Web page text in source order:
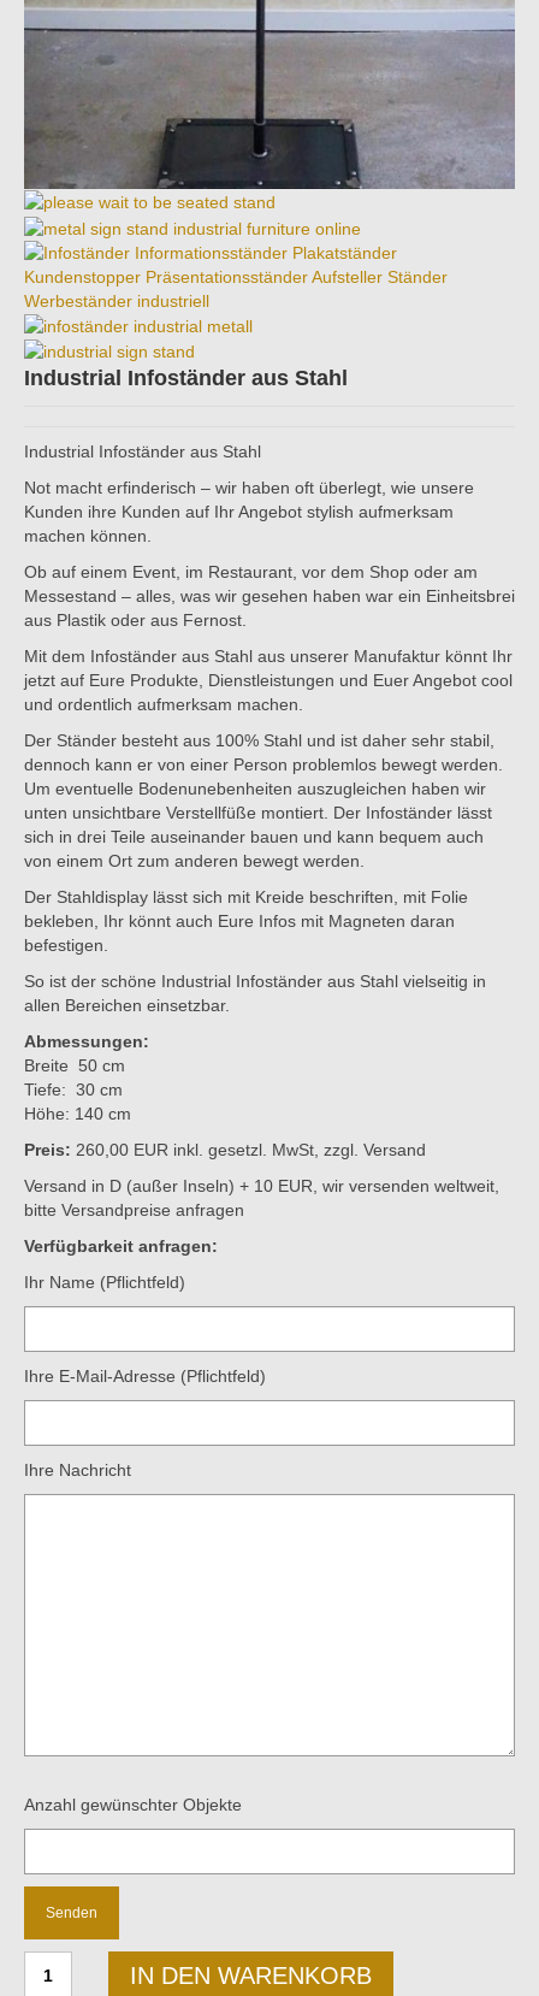
Industrial Infoständer aus Stahl
Industrial Infoständer aus Stahl
Not macht erfinderisch – wir haben oft überlegt, wie unsere
Kunden ihre Kunden auf Ihr Angebot stylish aufmerksam
machen können.
Ob auf einem Event, im Restaurant, vor dem Shop oder am
Messestand – alles, was wir gesehen haben war ein Einheitsbrei
aus Plastik oder aus Fernost.
Mit dem Infoständer aus Stahl aus unserer Manufaktur könnt Ihr
jetzt auf Eure Produkte, Dienstleistungen und Euer Angebot cool
und ordentlich aufmerksam machen.
Der Ständer besteht aus 100% Stahl und ist daher sehr stabil,
dennoch kann er von einer Person problemlos bewegt werden.
Um eventuelle Bodenunebenheiten auszugleichen haben wir
unten unsichtbare Verstellfüße montiert. Der Infoständer lässt
sich in drei Teile auseinander bauen und kann bequem auch
von einem Ort zum anderen bewegt werden.
Der Stahldisplay lässt sich mit Kreide beschriften, mit Folie
bekleben, Ihr könnt auch Eure Infos mit Magneten daran
befestigen.
So ist der schöne Industrial Infoständer aus Stahl vielseitig in
allen Bereichen einsetzbar.
Abmessungen:
Breite 50 cm
Tiefe: 30 cm
Höhe: 140 cm
Preis: 260,00 EUR inkl. gesetzl. MwSt, zzgl. Versand
Versand in D (außer Inseln) + 10 EUR, wir versenden weltweit,
bitte Versandpreise anfragen
Verfügbarkeit anfragen:
Ihr Name (Pflichtfeld)
Ihre E-Mail-Adresse (Pflichtfeld)
Ihre Nachricht
Anzahl gewünschter Objekte
Infoständer
IN DEN WARENKORB